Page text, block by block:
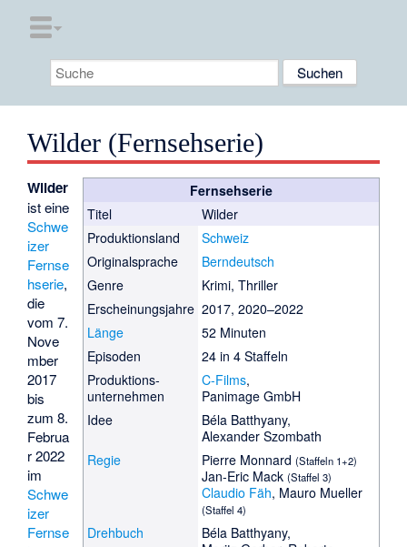
Wilder (Fernsehserie)
Fernsehserie
Titel
Wilder
Produktionsland
Schweiz
Originalsprache
Berndeutsch
Genre
Krimi, Thriller
Erscheinungsjahre 2017, 2020–2022
Länge
52 Minuten
Episoden
24 in 4 Staffeln
Produktions­
unternehmen
C-Films,
Panimage GmbH
Idee
Béla Batthyany,
Alexander Szombath
Regie
Pierre Monnard (Staffeln 1+2)
Jan-Eric Mack (Staffel 3)
Claudio Fäh, Mauro Mueller
(Staffel 4)
Drehbuch Béla Batthyany,
Wilder
ist eine
Schwe
izer
Fernse
hserie,
die
vom 7.
Nove
mber
2017
bis
zum 8.
Februa
r 2022
im
Schwe
izer
Fernse